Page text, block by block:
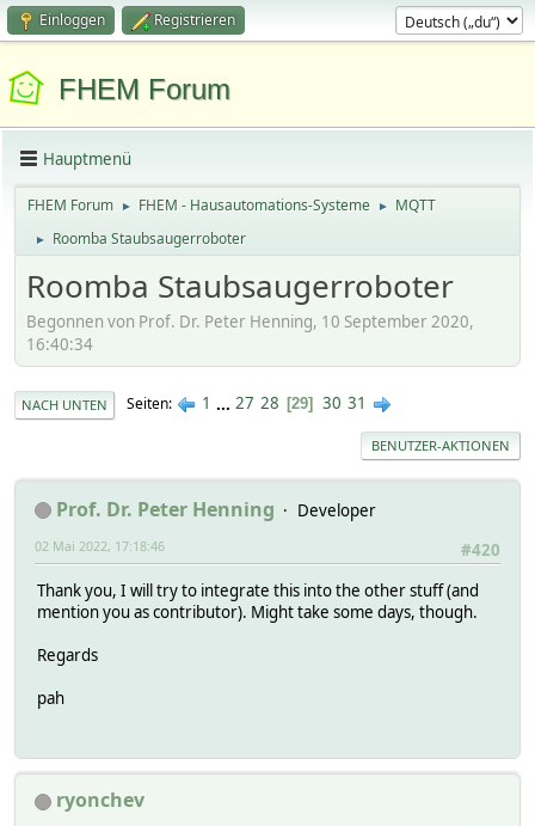
Einloggen Registrieren
FHEM Forum
Hauptmenü
FHEM Forum ► FHEM - Hausautomations-Systeme ► MQTT
► Roomba Staubsaugerroboter
Roomba Staubsaugerroboter
Begonnen von Prof. Dr. Peter Henning, 10 September 2020,
16:40:34
NACH UNTEN Seiten 1 ... 27 28 29 30 31
BENUTZER-AKTIONEN
Prof. Dr. Peter Henning
Developer
#420
02 Mai 2022, 17:18:46
Thank you, I will try to integrate this into the other stuff (and
mention you as contributor). Might take some days, though.
Regards
pah
ryonchev